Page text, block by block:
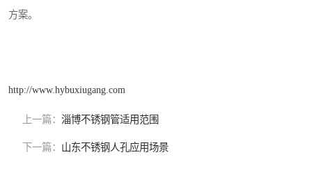
方案。
http://www.hybuxiugang.com
上一篇： 淄博不锈钢管适用范围
下一篇： 山东不锈钢人孔应用场景